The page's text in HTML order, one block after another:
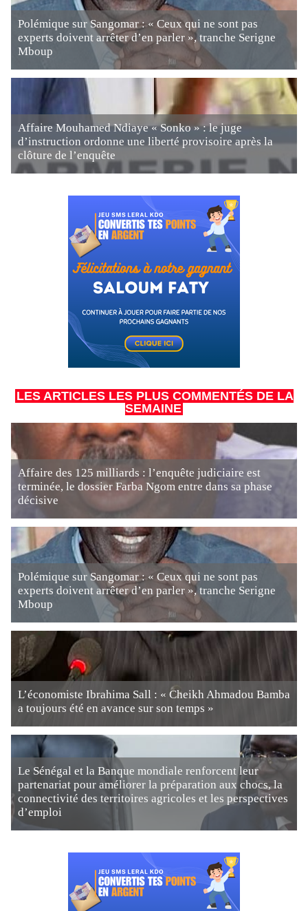
Polémique sur Sangomar : « Ceux qui ne sont pas
experts doivent arrêter d’en parler », tranche Serigne
Mboup
Affaire Mouhamed Ndiaye « Sonko » : le juge
d’instruction ordonne une liberté provisoire après la
clôture de l’enquête
LES ARTICLES LES PLUS COMMENTÉS DE LA
SEMAINE
Affaire des 125 milliards : l’enquête judiciaire est
terminée, le dossier Farba Ngom entre dans sa phase
décisive
Polémique sur Sangomar : « Ceux qui ne sont pas
experts doivent arrêter d’en parler », tranche Serigne
Mboup
L’économiste Ibrahima Sall : « Cheikh Ahmadou Bamba
a toujours été en avance sur son temps »
Le Sénégal et la Banque mondiale renforcent leur
partenariat pour améliorer la préparation aux chocs, la
connectivité des territoires agricoles et les perspectives
d’emploi